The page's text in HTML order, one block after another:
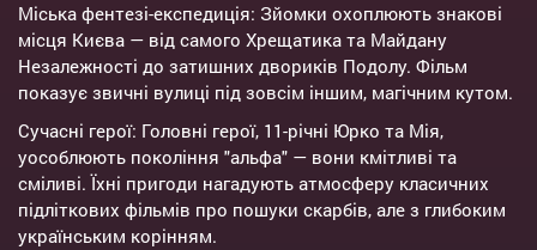
Міська фентезі-експедиція: Зйомки охоплюють знакові
місця Києва — від самого Хрещатика та Майдану
Незалежності до затишних двориків Подолу. Фільм
показує звичні вулиці під зовсім іншим, магічним кутом.
Сучасні герої: Головні герої, 11-річні Юрко та Мія,
уособлюють покоління "альфа" — вони кмітливі та
сміливі. Їхні пригоди нагадують атмосферу класичних
підліткових фільмів про пошуки скарбів, але з глибоким
українським корінням.